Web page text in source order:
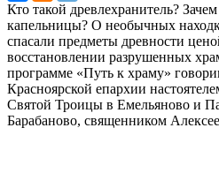
Кто такой древлехранитель?
капельницы? О необычных
спасали предметы древности
восстановлении разрушенных
программе «Путь к храму»
Красноярской епархии
Святой Троицы в Емельяново и
Барабаново, священником